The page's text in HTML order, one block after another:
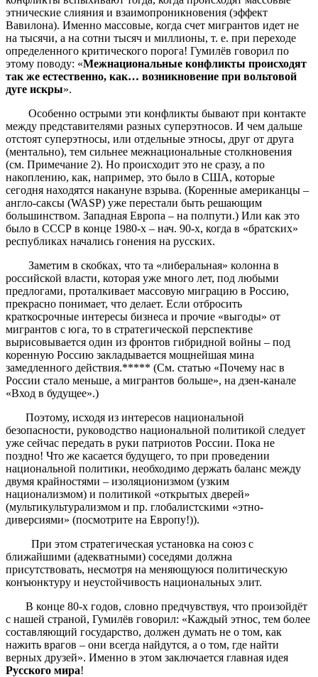
этнические слияния и взаимопроникновения (эффект
Вавилона). Именно массовые, когда счет мигрантов идет не
на тысячи, а на сотни тысяч и миллионы, т. е. при переходе
определенного критического порога! Гумилёв говорил по
этому поводу: «Межнациональные конфликты происходят
так же естественно, как… возникновение при вольтовой
дуге искры».
Особенно острыми эти конфликты бывают при контакте
между представителями разных суперэтносов. И чем дальше
отстоят суперэтносы, или отдельные этносы, друг от друга
(ментально), тем сильнее межнациональные столкновения
(см. Примечание 2). Но происходит это не сразу, а по
накоплению, как, например, это было в США, которые
сегодня находятся накануне взрыва. (Коренные американцы –
англо-саксы (WASP) уже перестали быть решающим
большинством. Западная Европа – на полпути.) Или как это
было в СССР в конце 1980-х – нач. 90-х, когда в «братских»
республиках начались гонения на русских.
Заметим в скобках, что та «либеральная» колонна в
российской власти, которая уже много лет, под любыми
предлогами, проталкивает массовую миграцию в Россию,
прекрасно понимает, что делает. Если отбросить
краткосрочные интересы бизнеса и прочие «выгоды» от
мигрантов с юга, то в стратегической перспективе
вырисовывается один из фронтов гибридной войны – под
коренную Россию закладывается мощнейшая мина
замедленного действия.***** (См. статью «Почему нас в
России стало меньше, а мигрантов больше», на дзен-канале
«Вход в будущее».)
Поэтому, исходя из интересов национальной
безопасности, руководство национальной политикой следует
уже сейчас передать в руки патриотов России. Пока не
поздно! Что же касается будущего, то при проведении
национальной политики, необходимо держать баланс между
двумя крайностями – изоляционизмом (узким
национализмом) и политикой «открытых дверей»
(мультикультурализмом и пр. глобалистскими «этно-
диверсиями» (посмотрите на Европу!)).
При этом стратегическая установка на союз с
ближайшими (адекватными) соседями должна
присутствовать, несмотря на меняющуюся политическую
конъюнктуру и неустойчивость национальных элит.
В конце 80-х годов, словно предчувствуя, что произойдёт
с нашей страной, Гумилёв говорил: «Каждый этнос, тем более
составляющий государство, должен думать не о том, как
нажить врагов – они всегда найдутся, а о том, где найти
верных друзей». Именно в этом заключается главная идея
Русского мира!